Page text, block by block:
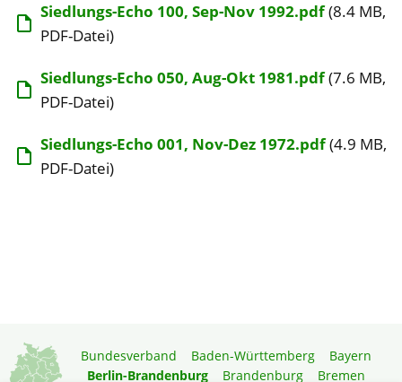
Siedlungs-Echo 100, Sep-Nov 1992.pdf(8.4 MB,
PDF-Datei)
Siedlungs-Echo 050, Aug-Okt 1981.pdf(7.6 MB,
PDF-Datei)
Siedlungs-Echo 001, Nov-Dez 1972.pdf(4.9 MB,
PDF-Datei)
Bundesverband Baden-Württemberg
Bayern
Berlin-Brandenburg
Brandenburg Bremen